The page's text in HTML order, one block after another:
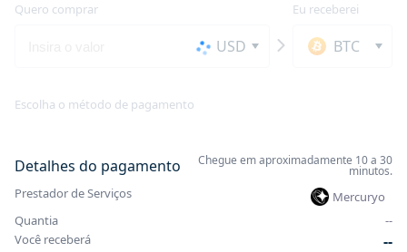
Quero comprar
USD
Eu receberei
BTC
Escolha o método de pagamento
Detalhes do pagamento Chegue em aproximadamente 10 a 30
minutos.
Prestador de Serviços
Mercuryo
Quantia
--
Você receberá
--